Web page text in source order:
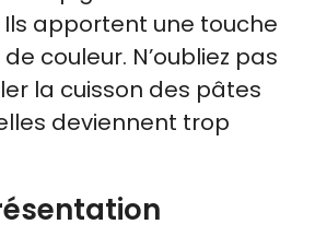
apportent une touche
couleur. N’oubliez pas
la cuisson des pâtes
deviennent trop